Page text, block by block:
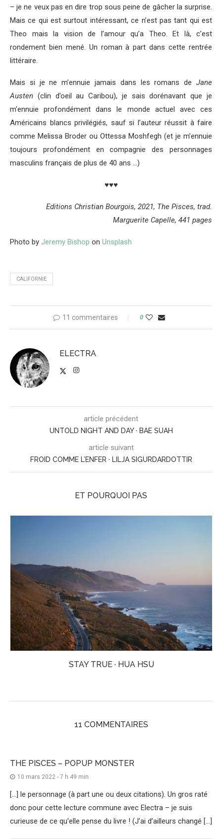
– je ne veux pas en dire trop sous peine de gâcher la surprise.
Mais ce qui est surtout intéressant, ce n’est pas tant qui est
Theo mais la vision de l’amour qu’a Theo. Et là, c’est
rondement bien mené. Un roman à part dans cette rentrée
littéraire.
Mais si je ne m’ennuie jamais dans les romans de Jane
Austen (clin d’oeil au Caribou), je sais dorénavant que je
m’ennuie profondément dans le monde actuel avec ces
Américains blancs privilégiés, sauf si l’auteur réussit à faire
comme Melissa Broder ou Ottessa Moshfegh (et je m’ennuie
toujours profondément en compagnie des personnages
masculins français de plus de 40 ans …)
♥♥♥
Editions Christian Bourgois, 2021, The Pisces, trad.
Marguerite Capelle, 441 pages
Photo by Jeremy Bishop on Unsplash
CALIFORNIE
11 commentaires 0
ELECTRA
article précédent
UNTOLD NIGHT AND DAY · BAE SUAH
article suivant
FROID COMME L’ENFER · LILJA SIGURDARDOTTIR
ET POURQUOI PAS
STAY TRUE · HUA HSU
11 COMMENTAIRES
THE PISCES – POPUP MONSTER
10 mars 2022 - 7 h 49 min
[…] le personnage (à part une ou deux citations). Un gros raté
donc pour cette lecture commune avec Electra – je suis
curieuse de ce qu’elle pense du livre ! (J’ai d’ailleurs changé […]